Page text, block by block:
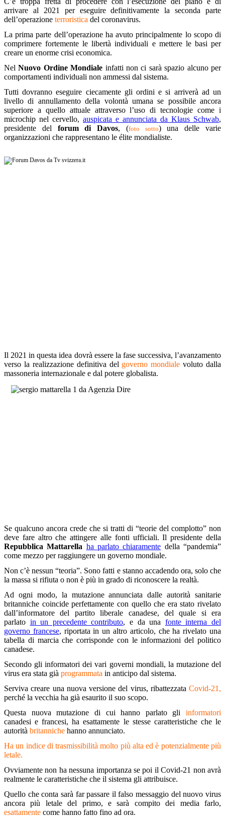
arrivare al 2021 per eseguire definitivamente la seconda parte
dell’operazione terroristica del coronavirus.
La prima parte dell’operazione ha avuto principalmente lo scopo di
comprimere fortemente le libertà individuali e mettere le basi per
creare un enorme crisi economica.
NelNuovo Ordine Mondiale infatti non ci sarà spazio alcuno per
comportamenti individuali non ammessi dal sistema.
Tutti dovranno eseguire ciecamente gli ordini e si arriverà ad un
livello di annullamento della volontà umana se possibile ancora
superiore a quello attuale attraverso l’uso di tecnologie come i
microchip nel cervello, auspicata e annunciata da Klaus Schwab,
presidente del forum di Davos, (foto sotto) una delle varie
organizzazioni che rappresentano le élite mondialiste.
Il 2021 in questa idea dovrà essere la fase successiva, l’avanzamento
verso la realizzazione definitiva del governo mondiale voluto dalla
massoneria internazionale e dal potere globalista.
Se qualcuno ancora crede che si tratti di “teorie del complotto” non
deve fare altro che attingere alle fonti ufficiali. Il presidente della
Repubblica Mattarella ha parlato chiaramente della “pandemia”
come mezzo per raggiungere un governo mondiale.
Non c’è nessun “teoria”. Sono fatti e stanno accadendo ora, solo che
la massa si rifiuta o non è più in grado di riconoscere la realtà.
Ad ogni modo, la mutazione annunciata dalle autorità sanitarie
britanniche coincide perfettamente con quello che era stato rivelato
dall’informatore del partito liberale canadese, del quale si era
parlato in un precedente contributo, e da una fonte interna del
governo francese, riportata in un altro articolo, che ha rivelato una
tabella di marcia che corrisponde con le informazioni del politico
canadese.
Secondo gli informatori dei vari governi mondiali, la mutazione del
virus era stata già programmata in anticipo dal sistema.
Serviva creare una nuova versione del virus, ribattezzata Covid-21,
perché la vecchia ha già esaurito il suo scopo.
Questa nuova mutazione di cui hanno parlato gli informatori
canadesi e francesi, ha esattamente le stesse caratteristiche che le
autorità britanniche hanno annunciato.
Ha un indice di trasmissibilità molto più alta ed è potenzialmente più
letale.
Ovviamente non ha nessuna importanza se poi il Covid-21 non avrà
realmente le caratteristiche che il sistema gli attribuisce.
Quello che conta sarà far passare il falso messaggio del nuovo virus
ancora più letale del primo, e sarà compito dei media farlo,
esattamente come hanno fatto fino ad ora.